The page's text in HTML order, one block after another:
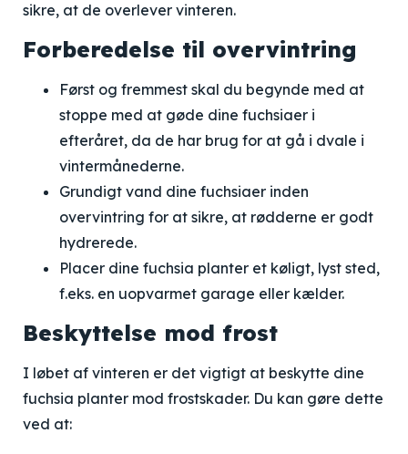
sikre, at de overlever vinteren.
Forberedelse til overvintring
Først og fremmest skal du begynde med at
stoppe med at gøde dine fuchsiaer i
efteråret, da de har brug for at gå i dvale i
vintermånederne.
Grundigt vand dine fuchsiaer inden
overvintring for at sikre, at rødderne er godt
hydrerede.
Placer dine fuchsia planter et køligt, lyst sted,
f.eks. en uopvarmet garage eller kælder.
Beskyttelse mod frost
I løbet af vinteren er det vigtigt at beskytte dine
fuchsia planter mod frostskader. Du kan gøre dette
ved at: